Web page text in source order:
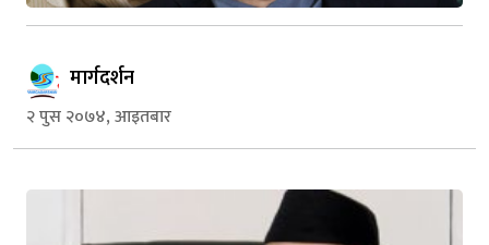
मार्गदर्शन
२ पुस २०७४, आइतबार